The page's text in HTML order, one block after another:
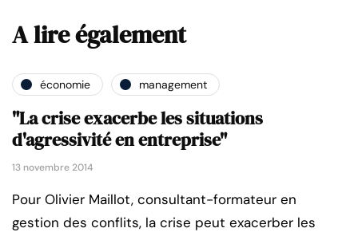
A lire également
économie management
"La crise exacerbe les situations
d'agressivité en entreprise"
13 novembre 2014
Pour Olivier Maillot, consultant-formateur en
gestion des conflits, la crise peut exacerber les